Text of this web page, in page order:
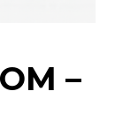
–